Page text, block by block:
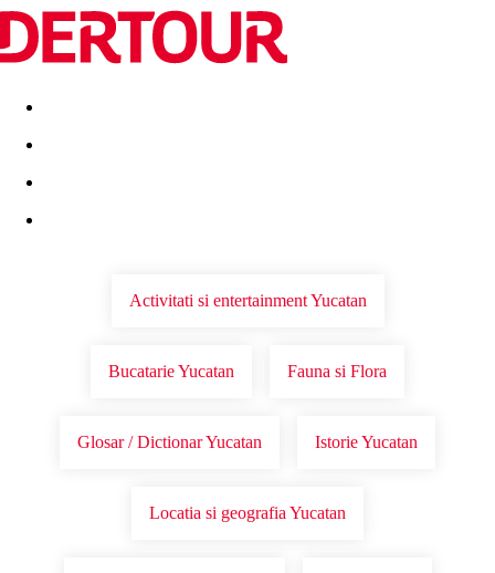
Destinatii Vacanta perfecta OFERTE DE NERATAT
Activitati si entertainment Yucatan
Bucatarie Yucatan Fauna si Flora
Glosar / Dictionar Yucatan Istorie Yucatan
Locatia si geografia Yucatan